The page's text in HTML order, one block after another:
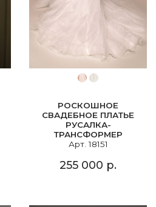
РОСКОШНОЕ
СВАДЕБНОЕ ПЛАТЬЕ
РУСАЛКА-
ТРАНСФОРМЕР
Арт. 18151
255 000 р.